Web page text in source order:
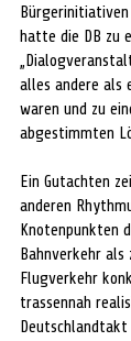
hatte die DB zu
alles andere als
waren und zu
abgestimmten
Ein Gutachten
anderen
Knotenpunkten
Bahnverkehr als
Flugverkehr
trassennah